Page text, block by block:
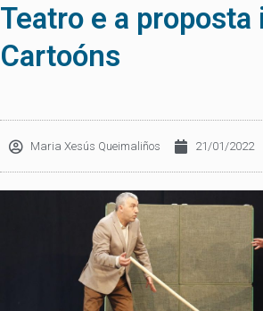
Teatro e a
Cartoóns
Maria Xesús Queimaliños 21/01/2022